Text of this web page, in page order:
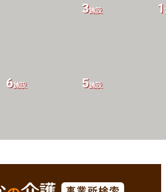
6施設 5施設
3施設 1